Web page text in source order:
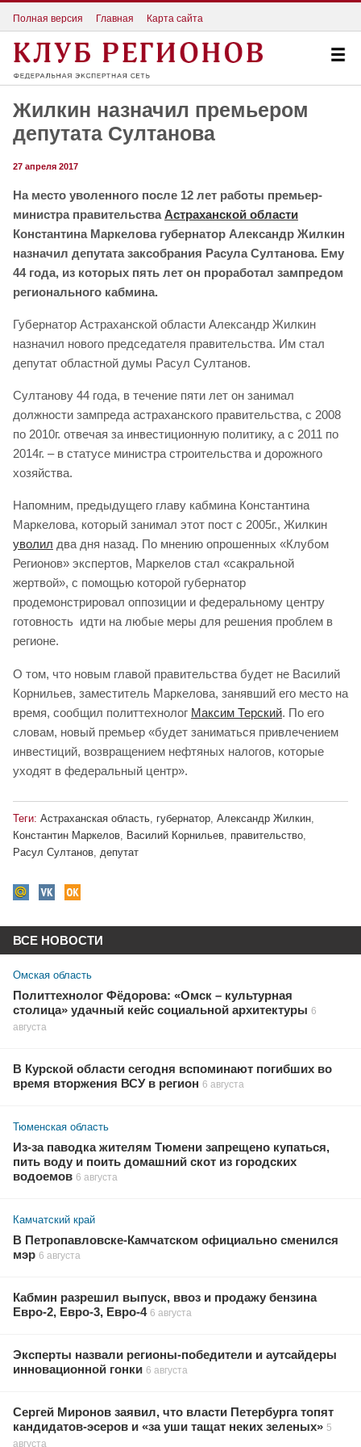
Полная версия Главная Карта сайта
Жилкин назначил премьером
депутата Султанова
27 апреля 2017
На место уволенного после 12 лет работы премьер-
министра правительстваАстраханской области
Константина Маркелова губернатор Александр Жилкин
назначил депутата заксобрания Расула Султанова. Ему
44 года, из которых пять лет он проработал зампредом
регионального кабмина.
Губернатор Астраханской области Александр Жилкин
назначил нового председателя правительства. Им стал
депутат областной думы Расул Султанов.
Султанову 44 года, в течение пяти лет он занимал
должности зампреда астраханского правительства, с 2008
по 2010г. отвечая за инвестиционную политику, а с 2011 по
2014г. – в статусе министра строительства и дорожного
хозяйства.
Напомним, предыдущего главу кабмина Константина
Маркелова, который занимал этот пост с 2005г., Жилкин
уволил два дня назад. По мнению опрошенных «Клубом
Регионов» экспертов, Маркелов стал «сакральной
жертвой», с помощью которой губернатор
продемонстрировал оппозиции и федеральному центру
готовность идти на любые меры для решения проблем в
регионе.
О том, что новым главой правительства будет не Василий
Корнильев, заместитель Маркелова, занявший его место на
время, сообщил политтехнолог Максим Терский. По его
словам, новый премьер «будет заниматься привлечением
инвестиций, возвращением нефтяных налогов, которые
уходят в федеральный центр».
Теги: Астраханская область губернатор Александр Жилкин
Константин Маркелов, Василий Корнильев, правительство,
Расул Султанов, депутат
ВСЕ НОВОСТИ
Омская область
Политтехнолог Фёдорова: «Омск – культурная
столица» удачный кейс социальной архитектуры 6
августа
В Курской области сегодня вспоминают погибших во
время вторжения ВСУ в регион 6 августа
Тюменская область
Из-за паводка жителям Тюмени запрещено купаться,
пить воду и поить домашний скот из городских
водоемов 6 августа
Камчатский край
В Петропавловске-Камчатском официально сменился
мэр 6 августа
Кабмин разрешил выпуск, ввоз и продажу бензина
Евро-2, Евро-3, Евро-4 6 августа
Эксперты назвали регионы-победители и аутсайдеры
инновационной гонки 6 августа
Сергей Миронов заявил, что власти Петербурга топят
кандидатов-эсеров и «за уши тащат неких зеленых» 5
августа